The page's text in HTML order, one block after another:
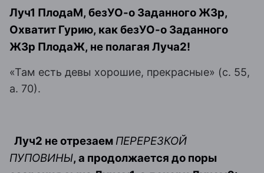
Луч1 ПлодаМ, безУО-о Заданного Ж3р,
Охватит Гурию, как безУО-о Заданного
Ж3р ПлодаЖ, не полагая Луча2!
«Там есть девы хорошие, прекрасные» (с. 55,
а. 70).
Луч2 не отрезаем ПЕРЕРЕЗКОЙ
ПУПОВИНЫ, а продолжается до поры